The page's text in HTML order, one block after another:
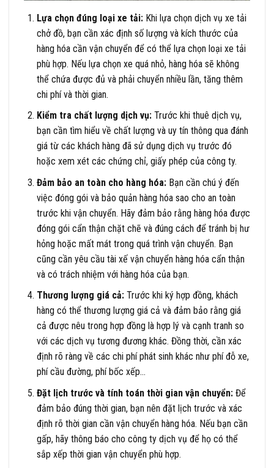
Lựa chọn đúng loại xe tải:Khi lựa chọn dịch vụ xe tải
chở đồ, bạn cần xác định số lượng và kích thước của
hàng hóa cần vận chuyển để có thể lựa chọn loại xe tải
phù hợp. Nếu lựa chọn xe quá nhỏ, hàng hóa sẽ không
thể chứa được đủ và phải chuyển nhiều lần, tăng thêm
chi phí và thời gian.
Kiểm tra chất lượng dịch vụ:Trước khi thuê dịch vụ,
bạn cần tìm hiểu về chất lượng và uy tín thông qua đánh
giá từ các khách hàng đã sử dụng dịch vụ trước đó
hoặc xem xét các chứng chỉ, giấy phép của công ty.
Đảm bảo an toàn cho hàng hóa:Bạn cần chú ý đến
việc đóng gói và bảo quản hàng hóa sao cho an toàn
trước khi vận chuyển. Hãy đảm bảo rằng hàng hóa được
đóng gói cẩn thận chặt chẽ và đúng cách để tránh bị hư
hỏng hoặc mất mát trong quá trình vận chuyển. Bạn
cũng cần yêu cầu tài xế vận chuyển hàng hóa cẩn thận
và có trách nhiệm với hàng hóa của bạn.
Thương lượng giá cả:Trước khi ký hợp đồng, khách
hàng có thể thương lượng giá cả và đảm bảo rằng giá
cả được nêu trong hợp đồng là hợp lý và cạnh tranh so
với các dịch vụ tương đương khác. Đồng thời, cần xác
định rõ ràng về các chi phí phát sinh khác như phí đỗ xe,
phí cầu đường, phí bốc xếp…
Đặt lịch trước và tính toán thời gian vận chuyển:Để
đảm bảo đúng thời gian, bạn nên đặt lịch trước và xác
định rõ thời gian cần vận chuyển hàng hóa. Nếu bạn cần
gấp, hãy thông báo cho công ty dịch vụ để họ có thể
sắp xếp thời gian vận chuyển phù hợp.